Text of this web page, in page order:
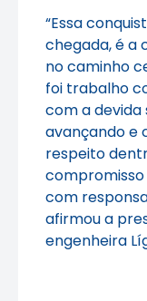
“Essa
chegada, é a
no caminho
foi trabalho
com a devida
avançando e
respeito
compromisso
com
afirmou a
engenheira